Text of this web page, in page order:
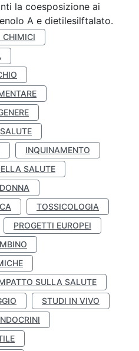
la coesposizione ai
A e dietilesilftalato.
CHIMICI
INQUINAMENTO
SALUTE
TOSSICOLOGIA
PROGETTI EUROPEI
SULLA SALUTE
STUDI IN VIVO